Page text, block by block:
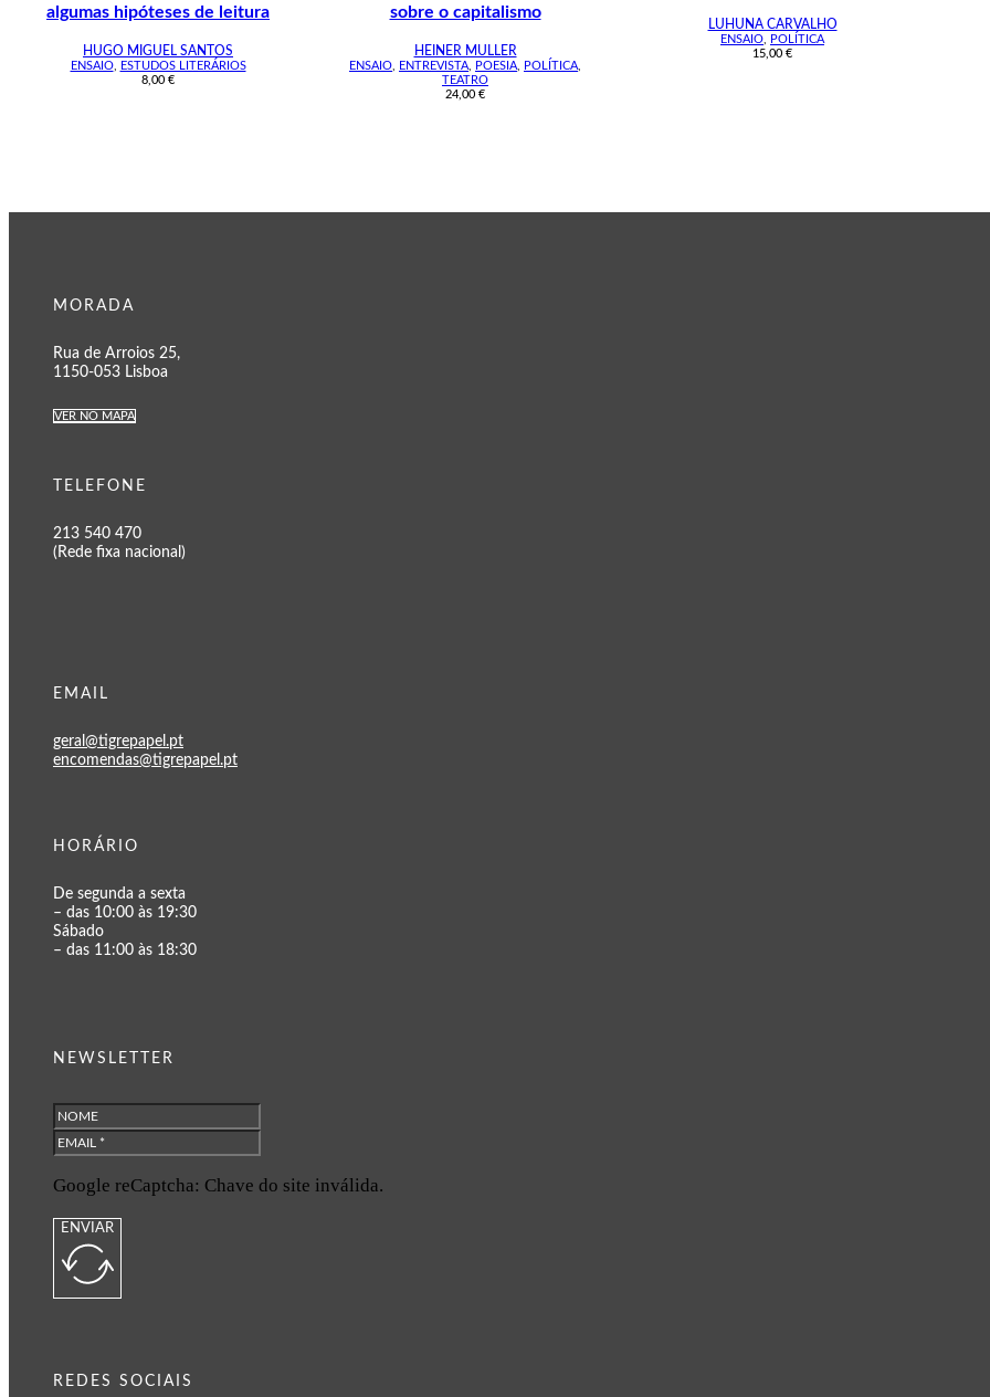
algumas hipóteses de leitura
HUGO MIGUEL SANTOS
ENSAIO,
ESTUDOS LITERÁRIOS
8,00 €
sobre o capitalismo
HEINER MULLER
ENSAIO ENTREVISTA POESIA POLÍTICA
TEATRO
24,00 €
LUHUNA CARVALHO
ENSAIO
POLÍTICA
15,00 €
MORADA
Rua de Arroios 25,
1150-053 Lisboa
VER NO MAPA
TELEFONE
213 540 470
(Rede fixa nacional)
EMAIL
geral@tigrepapel.pt
encomendas@tigrepapel.pt
HORÁRIO
De segunda a sexta
– das 10:00 às 19:30
Sábado
– das 11:00 às 18:30
NEWSLETTER
Google reCaptcha: Chave do site inválida.
ENVIAR
REDES SOCIAIS